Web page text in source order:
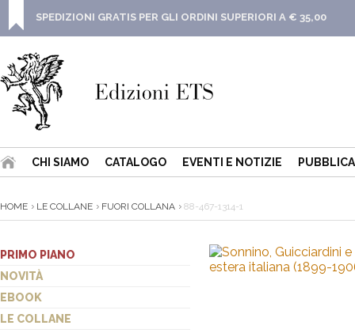
SPEDIZIONI GRATIS PER GLI ORDINI SUPERIORI A € 35,00
CHI SIAMO CATALOGO EVENTI E NOTIZIE
HOME LE COLLANE FUORI COLLANA 88-467-1314-1
PRIMO PIANO
NOVITÀ
EBOOK
LE COLLANE